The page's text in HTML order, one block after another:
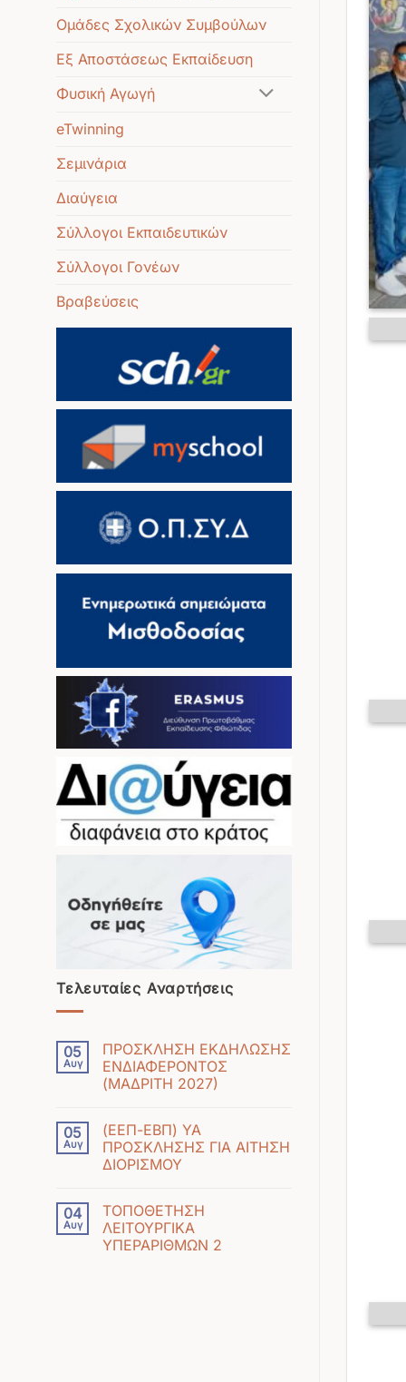
Ομάδες Σχολικών Συμβούλων
Εξ Αποστάσεως Εκπαίδευση
Φυσική Αγωγή
eTwinning
Σεμινάρια
Διαύγεια
Σύλλογοι Εκπαιδευτικών
Σύλλογοι Γονέων
Βραβεύσεις
Τελευταίες Αναρτήσεις
05
Αυγ
ΠΡΟΣΚΛΗΣΗ ΕΚΔΗΛΩΣΗΣ
ΕΝΔΙΑΦΕΡΟΝΤΟΣ
(ΜΑΔΡΙΤΗ 2027)
υπάρχουν
σχόλια
στο
ΠΡΟΣΚΛΗΣΗ
ΕΝΔΙΑΦΕΡΟΝΤΟΣ
(ΜΑΔΡΙΤΗ
2027)
05
Αυγ
(ΕΕΠ-ΕΒΠ) ΥΑ
ΠΡΟΣΚΛΗΣΗΣ ΓΙΑ ΑΙΤΗΣΗ
ΔΙΟΡΙΣΜΟΥ
υπάρχουν
σχόλια
στο
(ΕΕΠ-
04
Αυγ
ΤΟΠΟΘΕΤΗΣΗ
ΛΕΙΤΟΥΡΓΙΚΑ
ΥΠΕΡΑΡΙΘΜΩΝ 2